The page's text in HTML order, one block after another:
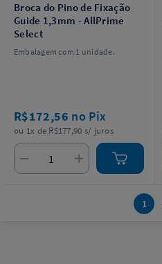
Broca do Pino de Fixação
Guide 1,3mm - AllPrime
Select
Embalagem com 1 unidade.
R$172,56 no Pix
ou 1x de R$177,90 s/ juros
1